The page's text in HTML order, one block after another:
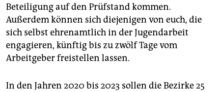
Beteiligung auf den Prüfstand kommen.
Außerdem können sich diejenigen von euch, die
sich selbst ehrenamtlich in der Jugendarbeit
engagieren, künftig bis zu zwölf Tage vom
Arbeitgeber freistellen lassen.
In den Jahren 2020 bis 2023 sollen die Bezirke 25